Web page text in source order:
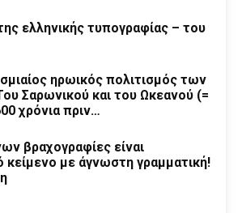
ελληνικής τυπογραφίας – του
ηρωικός πολιτισμός των
Σαρωνικού και του Ωκεανού (=
χρόνια πριν…
βραχογραφίες είναι
κείμενο με άγνωστη γραμματική!